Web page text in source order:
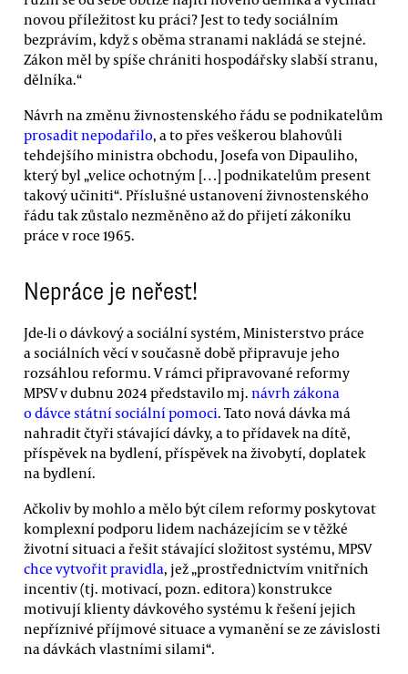
novou příležitost ku práci? Jest to tedy sociálním
bezprávím, když s oběma stranami nakládá se stejné.
Zákon měl by spíše chrániti hospodářsky slabší stranu,
dělníka.“
Návrh na změnu živnostenského řádu se podnikatelům
prosadit nepodařilo, a to přes veškerou blahovůli
tehdejšího ministra obchodu, Josefa von Dipauliho,
který byl „velice ochotným […] podnikatelům present
takový učiniti“. Příslušné ustanovení živnostenského
řádu tak zůstalo nezměněno až do přijetí zákoníku
práce v roce 1965.
Nepráce je neřest!
Jde-li o dávkový a sociální systém, Ministerstvo práce
a sociálních věcí v současně době připravuje jeho
rozsáhlou reformu. V rámci připravované reformy
MPSV v dubnu 2024 představilo mj. návrh zákona
o dávce státní sociální pomoci. Tato nová dávka má
nahradit čtyři stávající dávky, a to přídavek na dítě,
příspěvek na bydlení, příspěvek na živobytí, doplatek
na bydlení.
Ačkoliv by mohlo a mělo být cílem reformy poskytovat
komplexní podporu lidem nacházejícím se v těžké
životní situaci a řešit stávající složitost systému, MPSV
chce vytvořit pravidla, jež „prostřednictvím vnitřních
incentiv (tj. motivací, pozn. editora) konstrukce
motivují klienty dávkového systému k řešení jejich
nepříznivé příjmové situace a vymanění se ze závislosti
na dávkách vlastními silami“.